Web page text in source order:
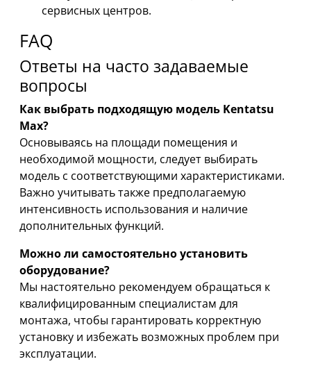
сервисных центров.
FAQ
Ответы на часто задаваемые
вопросы
Как выбрать подходящую модель Kentatsu
Max?
Основываясь на площади помещения и
необходимой мощности, следует выбирать
модель с соответствующими характеристиками.
Важно учитывать также предполагаемую
интенсивность использования и наличие
дополнительных функций.
Можно ли самостоятельно установить
оборудование?
Мы настоятельно рекомендуем обращаться к
квалифицированным специалистам для
монтажа, чтобы гарантировать корректную
установку и избежать возможных проблем при
эксплуатации.